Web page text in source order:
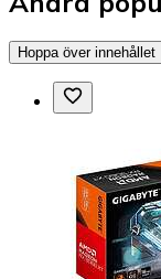
Hoppa över innehållet